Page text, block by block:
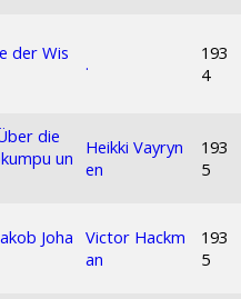
der Wis
.
193
4
die
un
Heikki Vayryn
en
193
5
Joha Victor Hackm
an
193
5